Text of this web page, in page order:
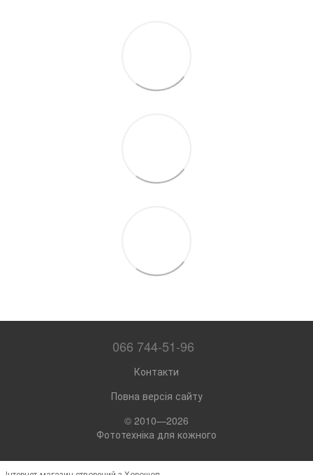
066 744-51-96
Контакти
Повна версія сайту
© 2010—2026
Фототехніка для кожного